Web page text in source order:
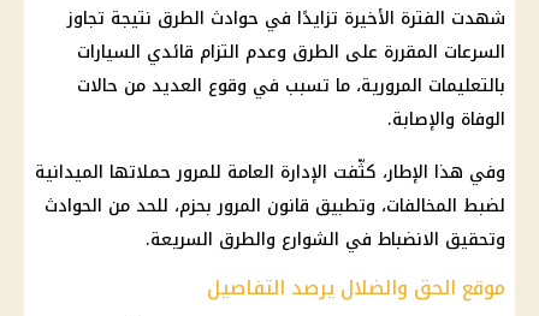
شهدت الفترة الأخيرة تزايدًا في حوادث الطرق نتيجة تجاوز
السرعات المقررة على الطرق وعدم التزام قائدي السيارات
بالتعليمات المرورية، ما تسبب في وقوع العديد من حالات
الوفاة والإصابة.
وفي هذا الإطار، كثّفت الإدارة العامة للمرور حملاتها الميدانية
لضبط المخالفات، وتطبيق قانون المرور بحزم، للحد من الحوادث
وتحقيق الانضباط في الشوارع والطرق السريعة.
موقع الحق والضلال يرصد التفاصيل